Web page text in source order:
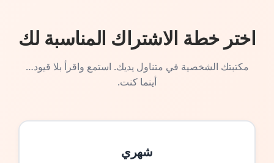
اختر خطة الاشتراك المناسبة لك
مكتبتك الشخصية في متناول يديك. استمع واقرأ بلا قيود…
أينما كنت.
شهري